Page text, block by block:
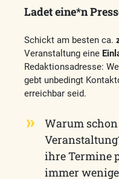
Ladet eine*n
Schickt am besten ca.
Veranstaltung eine
Redaktionsadresse:
gebt unbedingt
erreichbar seid.
Warum
ihre Termine
immer